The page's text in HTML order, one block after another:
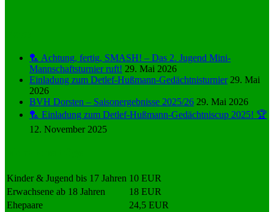
🏸 Achtung, fertig, SMASH! – Das 2. Jugend Mini-
Mannschaftsturnier ruft! 29. Mai 2026
Einladung zum Detlef-Hußmann-Gedächtnisturnier 29. Mai
2026
BVH Dorsten – Saisonergebnisse 2025/26 29. Mai 2026
🏸 Einladung zum Detlef-Hußmann-Gedächtniscup 2025! 🏆
12. November 2025
Kinder & Jugend bis 17 Jahren 10 EUR
Erwachsene ab 18 Jahren
18 EUR
Ehepaare
24,5 EUR